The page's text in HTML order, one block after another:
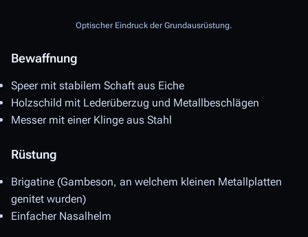
Optischer Eindruck der Grundausrüstung.
Bewaffnung
Speer mit stabilem Schaft aus Eiche
Holzschild mit Lederüberzug und Metallbeschlägen
Messer mit einer Klinge aus Stahl
Rüstung
Brigatine (Gambeson, an welchem kleinen Metallplatten
genitet wurden)
Einfacher Nasalhelm